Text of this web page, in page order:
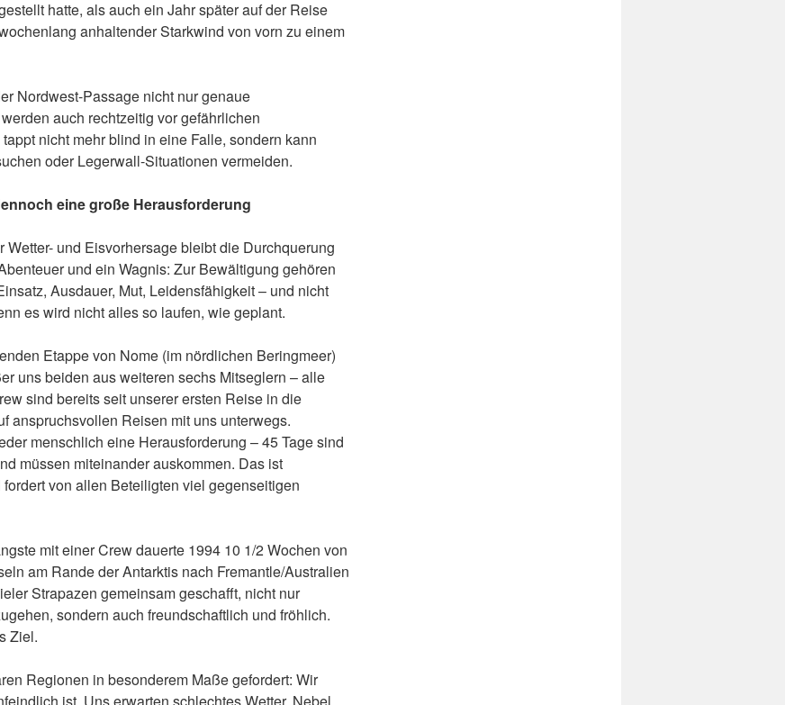
hatte, als auch ein Jahr später auf der Reise
anhaltender Starkwind von vorn zu einem
Nordwest-Passage nicht nur genaue
auch rechtzeitig vor gefährlichen
nicht mehr blind in eine Falle, sondern kann
oder Legerwall-Situationen vermeiden.
eine große Herausforderung
und Eisvorhersage bleibt die Durchquerung
und ein Wagnis: Zur Bewältigung gehören
Ausdauer, Mut, Leidensfähigkeit – und nicht
es wird nicht alles so laufen, wie geplant.
Etappe von Nome (im nördlichen Beringmeer)
uns beiden aus weiteren sechs Mitseglern – alle
sind bereits seit unserer ersten Reise in die
anspruchsvollen Reisen mit uns unterwegs.
menschlich eine Herausforderung – 45 Tage sind
müssen miteinander auskommen. Das ist
von allen Beteiligten viel gegenseitigen
mit einer Crew dauerte 1994 10 1/2 Wochen von
am Rande der Antarktis nach Fremantle/Australien
Strapazen gemeinsam geschafft, nicht nur
sondern auch freundschaftlich und fröhlich.
Ziel.
Regionen in besonderem Maße gefordert: Wir